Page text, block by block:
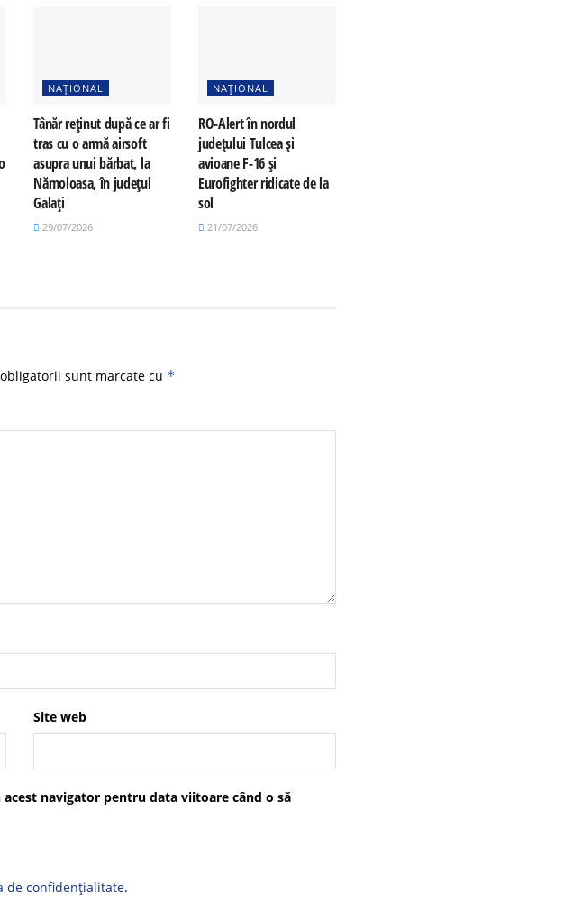
NAȚIONAL
Tânăr reținut după ce ar fi
tras cu o armă airsoft
asupra unui bărbat, la
Nămoloasa, în județul
Galați
29/07/2026
NAȚIONAL
RO-Alert în nordul
județului Tulcea și
avioane F-16 și
Eurofighter ridicate de la
sol
21/07/2026
sunt marcate cu *
Site web
navigator pentru data viitoare când o să
de confidențialitate.